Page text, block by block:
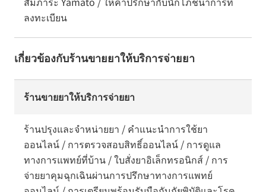
ลงทะเบียน
เกี่ยวข้องกับร้านขายยาให้บริการจ่ายยา
ร้านขายยาให้บริการจ่ายยา
ร้านปรุงและจำหน่ายยา / คำแนะนำการใช้ยา
ออนไลน์ / การตรวจสอบสิทธิ์ออนไลน์ / การดูแล
ทางการแพทย์ที่บ้าน / ใบสั่งยาอิเล็กทรอนิกส์ / การ
จ่ายยาคุมฉุกเฉินผ่านการปรึกษาทางการแพทย์